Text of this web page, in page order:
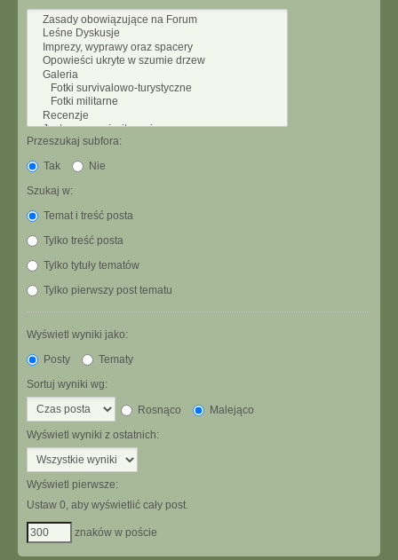
Przeszukaj subfora:
Tak
Nie
Szukaj w:
Temat i treść posta
Tylko treść posta
Tylko tytuły tematów
Tylko pierwszy post tematu
Wyświetl wyniki jako:
Posty
Tematy
Sortuj wyniki wg:
Rosnąco
Malejąco
Wyświetl wyniki z ostatnich:
Wyświetl pierwsze:
Ustaw 0, aby wyświetlić cały post.
znaków w poście